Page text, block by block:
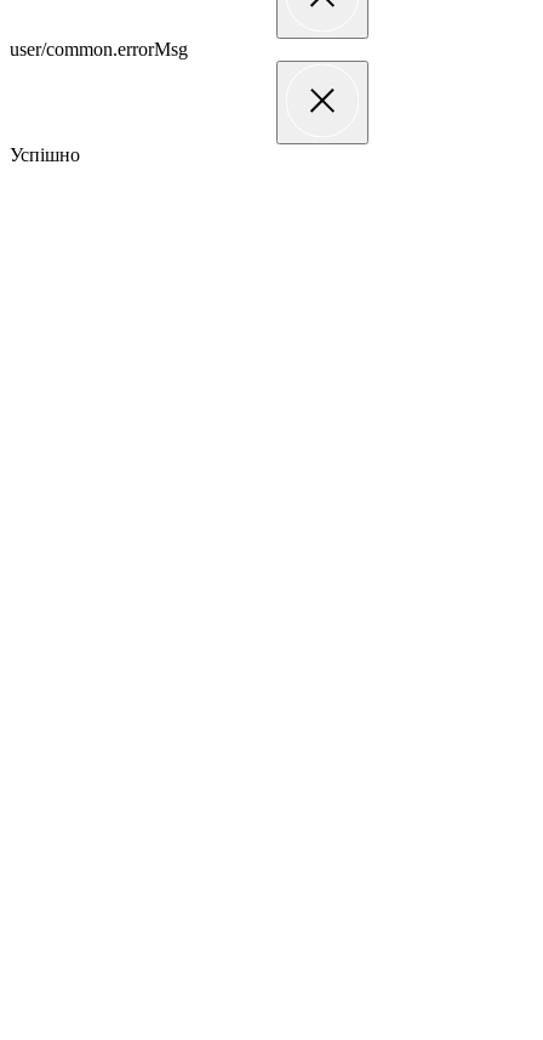
user/common.errorMsg
Успішно